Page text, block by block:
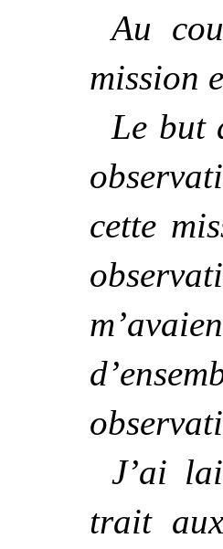
Au
mission
Le but
cette
J’ai
trait